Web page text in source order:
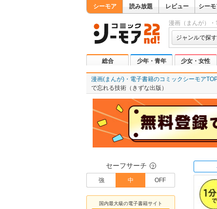
シーモア 読み放題 レビュー シー
漫画（まんが）・
ジャンルで探す
総合 少年・青年 少女・女性
漫画(まんが)・電子書籍のコミックシーモア
で忘れる技術（きずな出版）
セーフサーチ ？
強 中 OFF
国内最大級の電子書籍サイト